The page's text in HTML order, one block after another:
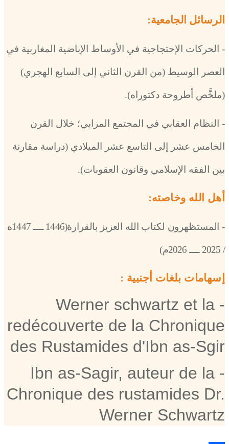
الرسائل الجامعية:
- الحركات الإحتجاجية في الأوساط الإباضية المغاربية في
العصر الوسيط (من القرن الثاني إلى السابع الهجري)
(ملخَّص أطروحة دكتوراه).
- النظام العقابي في المجتمع المزابي؛ خلال القرن
الخامس عشر إلى التاسع عشر الميلادي (دراسة مقارنة
بين الفقه الإسلامي وقانون العقوبات).
أهل الله وخاصته:
- المستظهرون لكتاب الله العزيز بالقرارة (1446 ــــ 1447ه
/ 2025 ــــ 2026م)
إسهامات بلغات أجنبية :
- Werner schwartz et la
redécouverte de la Chronique
des Rustamides d'Ibn as-Sgir
- Ibn as-Sagir, auteur de la
Chronique des rustamides Dr.
Werner Schwartz